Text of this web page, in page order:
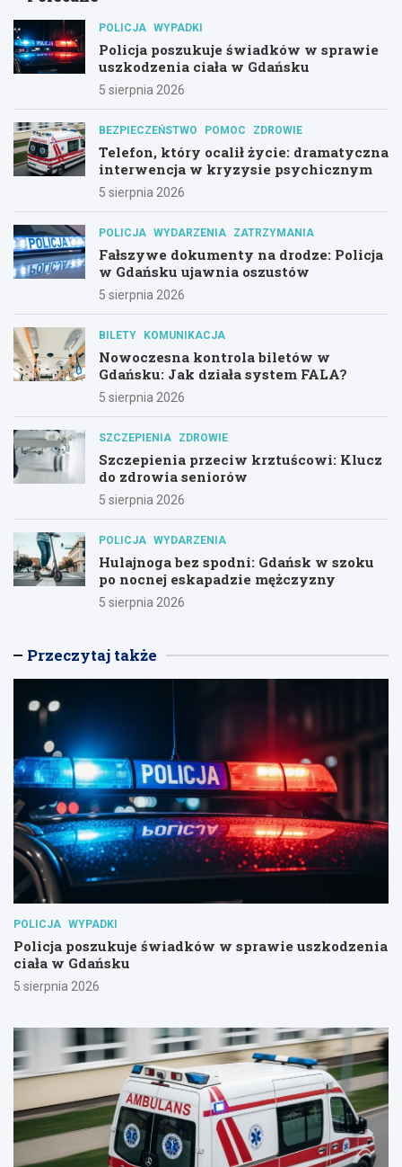
POLICJA WYPADKI
Policja poszukuje świadków w sprawie
uszkodzenia ciała w Gdańsku
5 sierpnia 2026
BEZPIECZEŃSTWO POMOC ZDROWIE
Telefon, który ocalił życie: dramatyczna
interwencja w kryzysie psychicznym
5 sierpnia 2026
POLICJA WYDARZENIA ZATRZYMANIA
Fałszywe dokumenty na drodze: Policja
w Gdańsku ujawnia oszustów
5 sierpnia 2026
BILETY KOMUNIKACJA
Nowoczesna kontrola biletów w
Gdańsku: Jak działa system FALA?
5 sierpnia 2026
SZCZEPIENIA ZDROWIE
Szczepienia przeciw krztuścowi: Klucz
do zdrowia seniorów
5 sierpnia 2026
POLICJA WYDARZENIA
Hulajnoga bez spodni: Gdańsk w szoku
po nocnej eskapadzie mężczyzny
5 sierpnia 2026
Przeczytaj także
POLICJA WYPADKI
Policja poszukuje świadków w sprawie uszkodzenia
ciała w Gdańsku
5 sierpnia 2026